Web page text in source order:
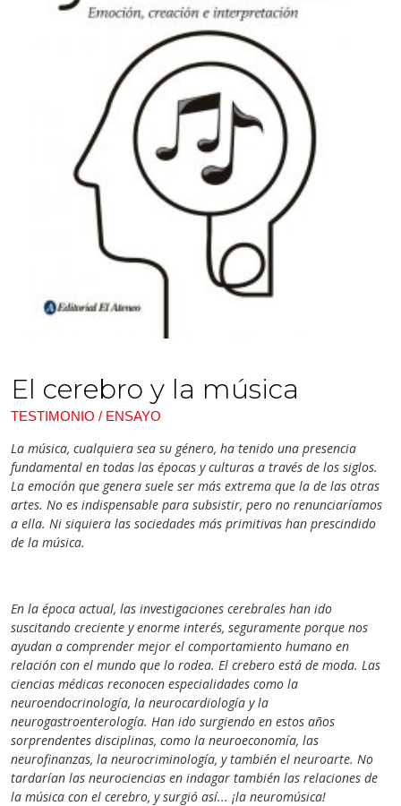
El cerebro y la música
TESTIMONIO / ENSAYO
La música, cualquiera sea su género, ha tenido una presencia
fundamental en todas las épocas y culturas a través de los siglos.
La emoción que genera suele ser más extrema que la de las otras
artes. No es indispensable para subsistir, pero no renunciaríamos
a ella. Ni siquiera las sociedades más primitivas han prescindido
de la música.
En la época actual, las investigaciones cerebrales han ido
suscitando creciente y enorme interés, seguramente porque nos
ayudan a comprender mejor el comportamiento humano en
relación con el mundo que lo rodea. El crebero está de moda. Las
ciencias médicas reconocen especialidades como la
neuroendocrinología, la neurocardiología y la
neurogastroenterología. Han ido surgiendo en estos años
sorprendentes disciplinas, como la neuroeconomía, las
neurofinanzas, la neurocriminología, y también el neuroarte. No
tardarían las neurociencias en indagar también las relaciones de
la música con el cerebro, y surgió así... ¡la neuromúsica!